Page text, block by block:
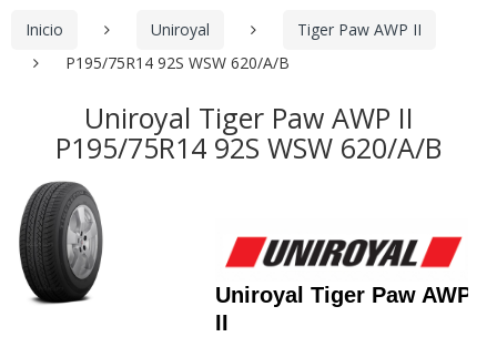
Inicio Uniroyal
Tiger Paw AWP II
P195/75R14 92S WSW 620/A/B
Uniroyal Tiger Paw AWP II
P195/75R14 92S WSW 620/A/B
Uniroyal Tiger Paw AWP
II